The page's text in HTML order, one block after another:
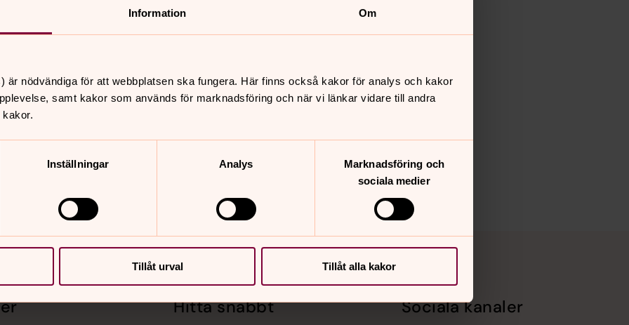
Information Om
är nödvändiga för att webbplatsen ska fungera. Här finns också kakor för analys och kakor
samt kakor som används för marknadsföring och när vi länkar vidare till andra
Inställningar Analys
Marknadsföring och
sociala medier
Tillåt urval Tillåt alla kakor
”Alla färger”. Färgglatt fika
Hitta snabbt Sociala kanaler